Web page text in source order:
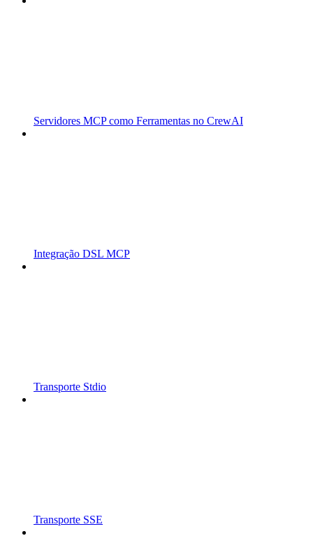
Servidores MCP como Ferramentas no CrewAI
Integração DSL MCP
Transporte Stdio
Transporte SSE